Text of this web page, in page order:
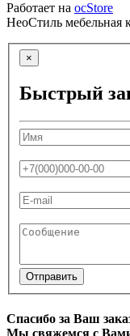
Работает на ocStore
НеоСтиль мебельная
×
Быстрый
Отправить
Спасибо за Ваш
Мы свяжемся с